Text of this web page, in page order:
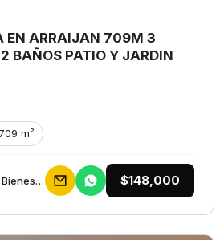
EN ARRAIJAN 709M 3
BAÑOS PATIO Y JARDIN
709 m²
Galceb Group Bienes Raices $148,000